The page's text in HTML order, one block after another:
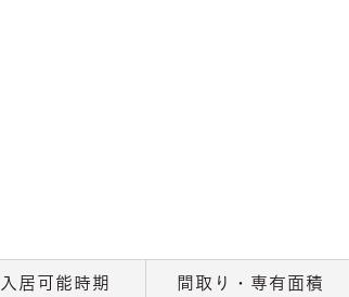
入居可能時期 間取り・専有面積